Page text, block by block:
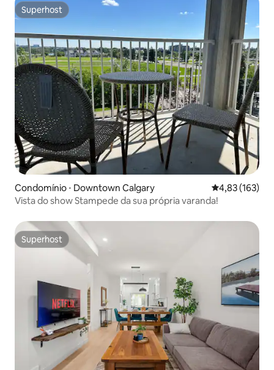
Superhost
Superhost
Condomínio ⋅ Downtown Calgary 4,83 de uma
4,83 (163)
Vista do show Stampede da sua própria varanda!
Superhost
Superhost